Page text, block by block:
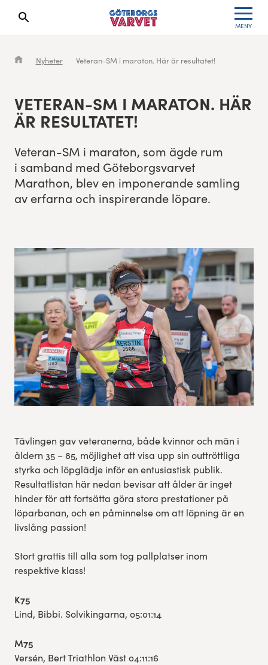
MENY
Sökresultaten dyker upp här
Nyheter Veteran-SM i maraton. Här är resultatet!
VET­ER­AN-SM I MARA­TON. HÄR
ÄR RESULTATET!
Vet­er­an-SM i mara­ton, som ägde rum
i sam­band med Göte­borgsvarvet
Marathon, blev en imponerande sam­ling
av erfar­na och inspirerande löpare.
Tävlingen gav veteranerna, både kvinnor och män i
åldern 35 – 85, möjlighet att visa upp sin outtröttliga
styrka och löpglädje inför en entusiastisk publik.
Resultatlistan här nedan bevisar att ålder är inget
hinder för att fortsätta göra stora prestationer på
löparbanan, och en påminnelse om att löpning är en
livslång passion!
Stort grattis till alla som tog pallplatser inom
respektive klass!
K75
Lind, Bibbi. Solvikingarna, 05:01:14
M75
Versén, Bert Triathlon Väst 04:11:16
Seedningsregler
Göteborgsvarvet Expo
Löparinspiration och träning
Göteborgsvarvet familjeområde
Res, bo, upplev
Hållbarhet
Göteborgsvarvets historia
Funktionär/Volontär
Cityvarvet
Lilla Varvet
Varvetmilen
Leverantörer
Partnerportal
Anmälan